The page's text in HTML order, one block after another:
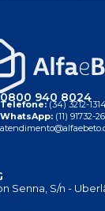
0800 940 8024
Telefone:(34) 3212-
WhatsApp: (11) 91732-
Senna, S/n -